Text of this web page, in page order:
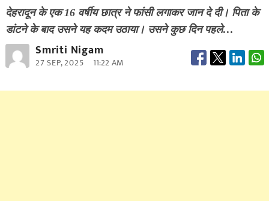
देहरादून के एक 16 वर्षीय छात्र ने फांसी लगाकर जान दे दी। पिता के
डांटने के बाद उसने यह कदम उठाया। उसने कुछ दिन पहले…
Smriti Nigam
27 SEP, 2025 11:22 AM